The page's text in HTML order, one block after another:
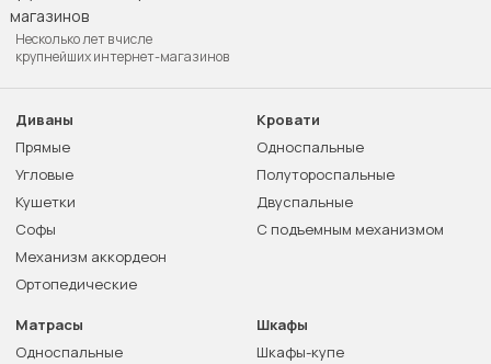
Несколько лет в числе
крупнейших интернет-магазинов
Диваны
Прямые
Угловые
Кушетки
Софы
Механизм аккордеон
Ортопедические
Кровати
Односпальные
Полутороспальные
Двуспальные
С подъемным механизмом
Матрасы
Односпальные
Шкафы
Шкафы-купе